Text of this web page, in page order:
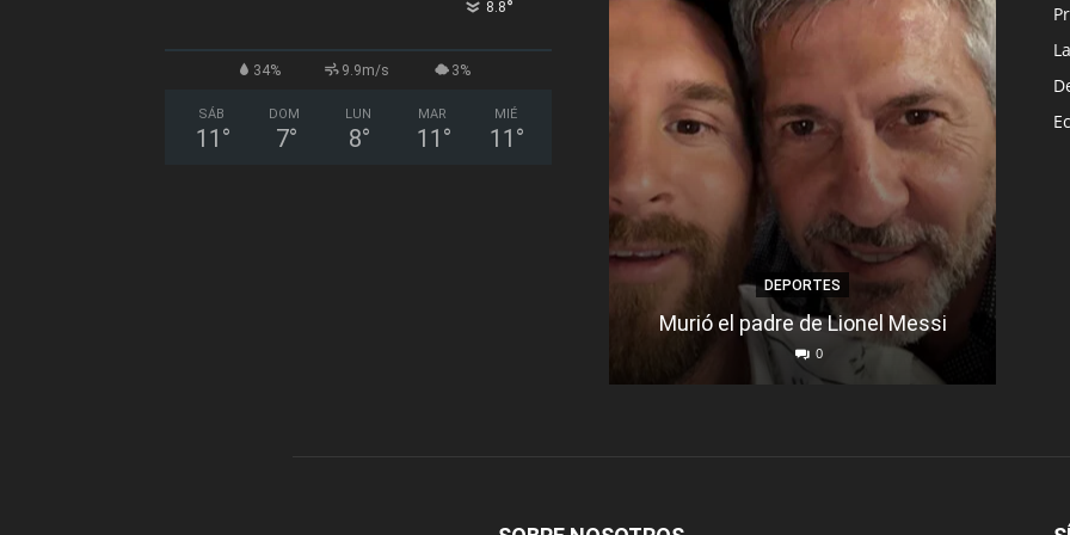
8.8°
34% 9.9m/s 3%
SÁB
11 °
DOM
7°
LUN
8°
MAR
11 °
MIÉ
11 °
DEPORTES
Murió el padre de Lionel Messi
0